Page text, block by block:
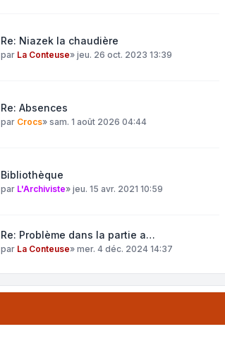
Re: Niazek la chaudière
par La Conteuse» jeu. 26 oct. 2023 13:39
Re: Absences
par Crocs» sam. 1 août 2026 04:44
Bibliothèque
par L'Archiviste» jeu. 15 avr. 2021 10:59
Re: Problème dans la partie a…
par La Conteuse» mer. 4 déc. 2024 14:37